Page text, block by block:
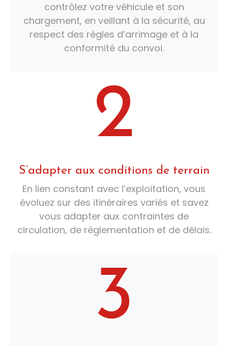
contrôlez votre véhicule et son
chargement, en veillant à la sécurité, au
respect des règles d’arrimage et à la
conformité du convoi.
2
S’adapter aux conditions de terrain
En lien constant avec l’exploitation, vous
évoluez sur des itinéraires variés et savez
vous adapter aux contraintes de
circulation, de réglementation et de délais.
3